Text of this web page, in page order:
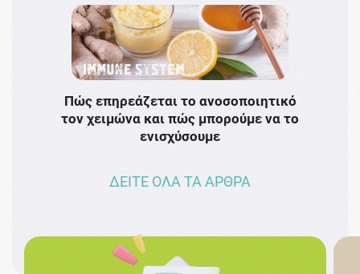
Πώς επηρεάζεται το ανοσοποιητικό
τον χειμώνα και πώς μπορούμε να το
ενισχύσουμε
ΔΕΙΤΕ ΟΛΑ ΤΑ ΑΡΘΡΑ